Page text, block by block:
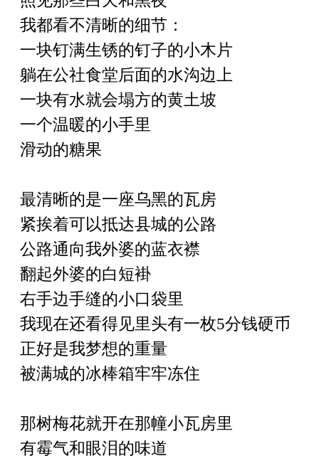
我都看不清晰的细节：
一块钉满生锈的钉子的小木片
躺在公社食堂后面的水沟边上
一块有水就会塌方的黄土坡
一个温暖的小手里
滑动的糖果
最清晰的是一座乌黑的瓦房
紧挨着可以抵达县城的公路
公路通向我外婆的蓝衣襟
翻起外婆的白短褂
右手边手缝的小口袋里
我现在还看得见里头有一枚5分钱硬币
正好是我梦想的重量
被满城的冰棒箱牢牢冻住
那树梅花就开在那幢小瓦房里
有霉气和眼泪的味道